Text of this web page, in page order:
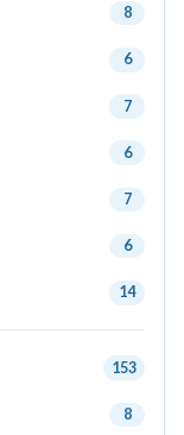
8
6
7
6
7
6
14
153
8